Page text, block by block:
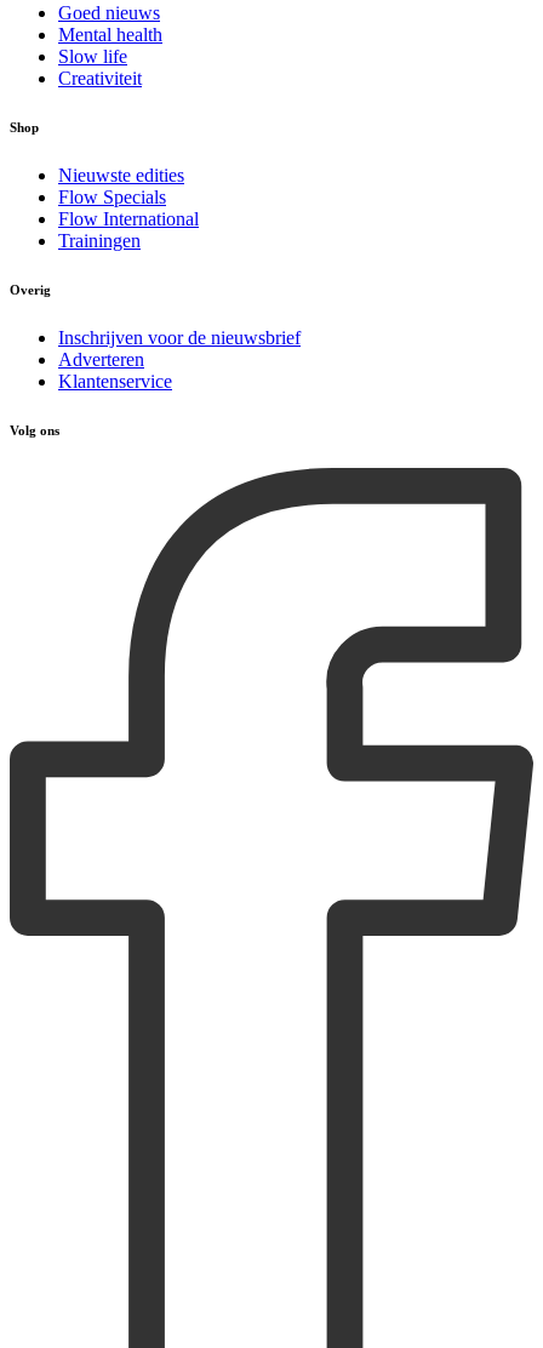
Goed nieuws
Mental health
Slow life
Creativiteit
Shop
Nieuwste edities
Flow Specials
Flow International
Trainingen
Overig
Inschrijven voor de nieuwsbrief
Adverteren
Klantenservice
Volg ons